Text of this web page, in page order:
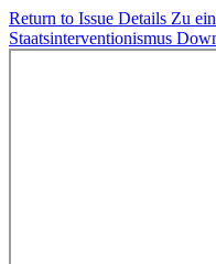
Return to Issue Details Zu
Staatsinterventionismus